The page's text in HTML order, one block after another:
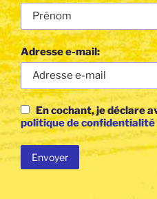
Adresse e-mail:
En cochant, je déclare
politique de confidentialité